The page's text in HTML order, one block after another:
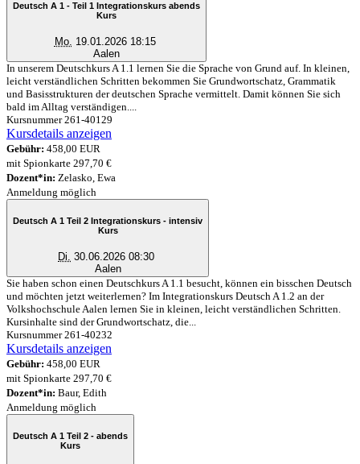
Deutsch A 1 - Teil 1 Integrationskurs abends
Kurs
Mo. 19.01.2026 18:15
Aalen
In unserem Deutschkurs A 1.1 lernen Sie die Sprache von Grund auf. In kleinen,
leicht verständlichen Schritten bekommen Sie Grundwortschatz, Grammatik
und Basisstrukturen der deutschen Sprache vermittelt. Damit können Sie sich
bald im Alltag verständigen....
Kursnummer 261-40129
Kursdetails anzeigen
Gebühr: 458,00 EUR
mit Spionkarte 297,70 €
Dozent*in: Zelasko, Ewa
Anmeldung möglich
Deutsch A 1 Teil 2 Integrationskurs - intensiv
Kurs
Di. 30.06.2026 08:30
Aalen
Sie haben schon einen Deutschkurs A 1.1 besucht, können ein bisschen Deutsch
und möchten jetzt weiterlernen? Im Integrationskurs Deutsch A 1.2 an der
Volkshochschule Aalen lernen Sie in kleinen, leicht verständlichen Schritten.
Kursinhalte sind der Grundwortschatz, die...
Kursnummer 261-40232
Kursdetails anzeigen
Gebühr: 458,00 EUR
mit Spionkarte 297,70 €
Dozent*in: Baur, Edith
Anmeldung möglich
Deutsch A 1 Teil 2 - abends
Kurs